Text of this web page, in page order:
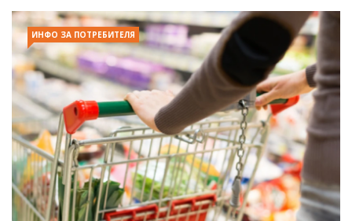
ИНФО ЗА ПОТРЕБИТЕЛЯ